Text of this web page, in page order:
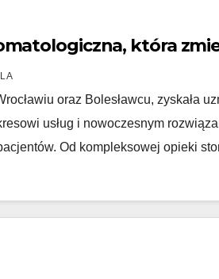
która
oraz Bolesławcu, zyskała
usług i nowoczesnym
Od kompleksowej opieki